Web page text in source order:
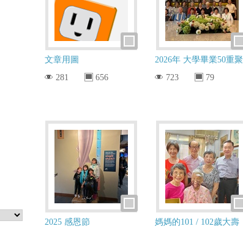
文章用圖
281
656
2026年 大學畢業50重聚
723
79
2025 感恩節
媽媽的101 / 102歲大壽